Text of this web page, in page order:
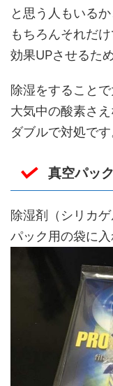
と思う人もいるか
もちろんそれだ
効果UPさせるた
除湿をすること
大気中の酸素さ
ダブルで対処です
真空パッ
除湿剤（シリカ
パック用の袋に入